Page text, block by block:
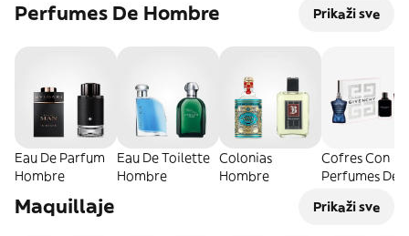
Perfumes De Hombre Prikaži sve
Eau De Parfum
Hombre
Eau De Toilette
Hombre
Colonias
Hombre
Cofres Con
Perfumes De
Maquillaje Prikaži sve